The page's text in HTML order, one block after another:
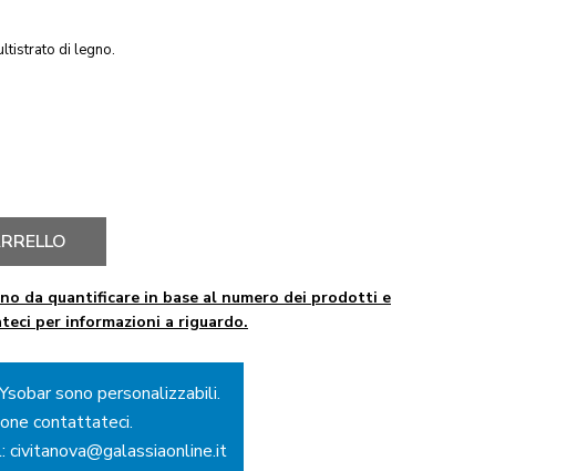
di legno.
da quantificare in base al numero dei prodotti e
per informazioni a riguardo.
sono personalizzabili.
contattateci.
civitanova@galassiaonline.it